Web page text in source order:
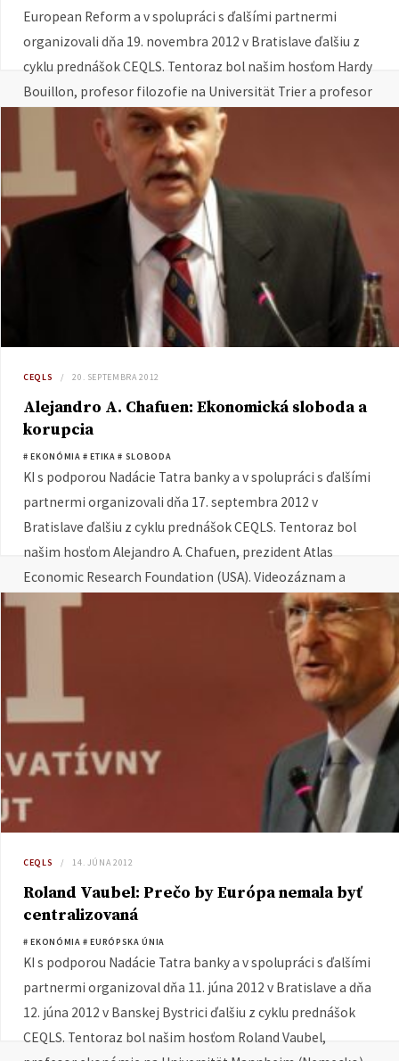
European Reform a v spolupráci s ďalšími partnermi
organizovali dňa 19. novembra 2012 v Bratislave ďalšiu z
cyklu prednášok CEQLS. Tentoraz bol našim hosťom Hardy
Bouillon, profesor filozofie na Universität Trier a profesor
filozofie a ekonómie na SMC University, Viedeň.
Videozáznam, prezentáciu a súvisiace mediálne výstupy
nájdete tu.
CEQLS 20. SEPTEMBRA 2012
Alejandro A. Chafuen: Ekonomická sloboda a
korupcia
# EKONÓMIA # ETIKA # SLOBODA
KI s podporou Nadácie Tatra banky a v spolupráci s ďalšími
partnermi organizovali dňa 17. septembra 2012 v
Bratislave ďalšiu z cyklu prednášok CEQLS. Tentoraz bol
našim hosťom Alejandro A. Chafuen, prezident Atlas
Economic Research Foundation (USA). Videozáznam a
prezentáciu z prednášky nájdete tu.
CEQLS 14. JÚNA 2012
Roland Vaubel: Prečo by Európa nemala byť
centralizovaná
# EKONÓMIA # EURÓPSKA ÚNIA
KI s podporou Nadácie Tatra banky a v spolupráci s ďalšími
partnermi organizoval dňa 11. júna 2012 v Bratislave a dňa
12. júna 2012 v Banskej Bystrici ďalšiu z cyklu prednášok
CEQLS. Tentoraz bol našim hosťom Roland Vaubel,